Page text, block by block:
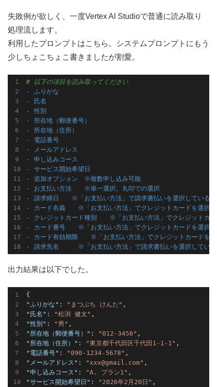
失敗例が欲しく、一度Vertex AI Studioで普通に読み取り
処理流します。
利用したプロンプトはこちら。システムプロンプトにもう
少しちょこちょこ書きましたが割愛。
# 以下の項目を読み取ってください
- ふりがな
- 氏名
- 性別
- 所在地（郵便番号）
- 所在地（住所）
- 電話番号
- メールアドレス
- 申し込みコース
- サービス開始希望日
- 追加オプション　※複数申し込み可能
- お支払い方法　　※単一選択。丸印での選択
- 請求締日　　※「お支払い方法」で請求書払いを選択している
- カード名義　　※「お支払い方法」でクレジットカードを選択
- クレジットカード種別　　※「お支払い方法」でクレジットカ
- カード番号　　※「お支払い方法」でクレジットカードを選択
- カード有効期限　　※「お支払い方法」でクレジットカードを
- 請求先名　　　※「お支払い方法」で請求書払いを選択してい
出力結果は以下でした。
"ふりがな" : "まつぶち けんた"
"氏名" : "松渕 健太"
"性別" : "男"
"所在地（郵便番号）" : "012-3456"
"所在地（住所）" : "東京都千代田区千代田1-1-1"
"電話番号" : "090-1234-5678"
"メールアドレス" : "xxx@gmail.com"
"申し込みコース" : "A. プラン1"
"サービス開始希望日" : "2026年2月20日"